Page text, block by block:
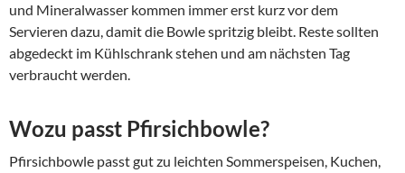
und Mineralwasser kommen immer erst kurz vor dem
Servieren dazu, damit die Bowle spritzig bleibt. Reste sollten
abgedeckt im Kühlschrank stehen und am nächsten Tag
verbraucht werden.
Wozu passt Pfirsichbowle?
Pfirsichbowle passt gut zu leichten Sommerspeisen, Kuchen,